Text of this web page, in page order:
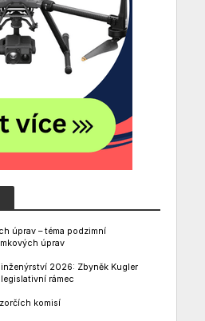
úprav – téma podzimní
úprav
2026: Zbyněk Kugler
rámec
komisí